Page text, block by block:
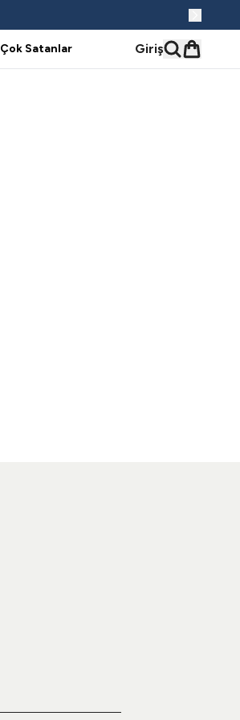
Çok Satanlar Giriş